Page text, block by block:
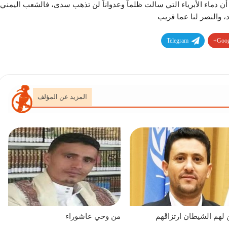
أن دماء الأبرياء التي سالت ظلماً وعدواناً لن تذهب سدى، فالشعب اليمني
والنصر لنا عما قريب
Telegram
المزيد عن المؤلف
لهم الشيطان ارتزاقَهم من وحي عاشوراء